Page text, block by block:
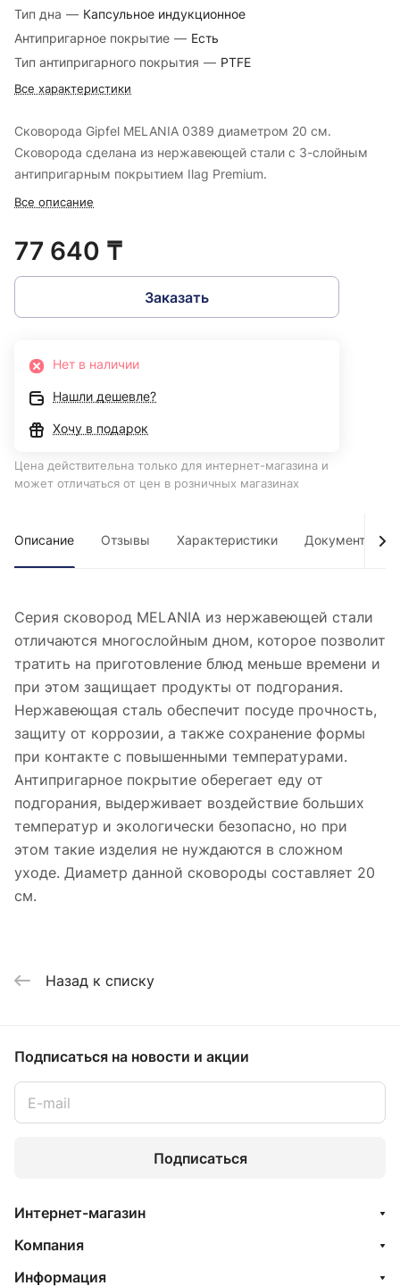
Тип дна — Капсульное индукционное
Антипригарное покрытие — Есть
Тип антипригарного покрытия — PTFE
Все характеристики
Сковорода Gipfel MELANIA 0389 диаметром 20 см.
Сковорода сделана из нержавеющей стали с 3-слойным
антипригарным покрытием Ilag Premium.
Все описание
77 640 ₸
Заказать
Нет в наличии
Нашли дешевле?
Хочу в подарок
Цена действительна только для интернет-магазина и
может отличаться от цен в розничных магазинах
Описание Отзывы Характеристики Документы
Серия сковород MELANIA из нержавеющей стали
отличаются многослойным дном, которое позволит
тратить на приготовление блюд меньше времени и
при этом защищает продукты от подгорания.
Нержавеющая сталь обеспечит посуде прочность,
защиту от коррозии, а также сохранение формы
при контакте с повышенными температурами.
Антипригарное покрытие оберегает еду от
подгорания, выдерживает воздействие больших
температур и экологически безопасно, но при
этом такие изделия не нуждаются в сложном
уходе. Диаметр данной сковороды составляет 20
см.
Назад к списку
Подписаться на новости и акции
Подписаться
Интернет-магазин
Компания
Информация